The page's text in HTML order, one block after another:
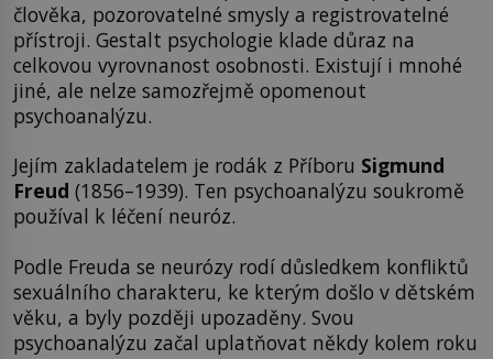
člověka, pozorovatelné smysly a registrovatelné
přístroji. Gestalt psychologie klade důraz na
celkovou vyrovnanost osobnosti. Existují i mnohé
jiné, ale nelze samozřejmě opomenout
psychoanalýzu.
Jejím zakladatelem je rodák z Příboru Sigmund
Freud (1856–1939). Ten psychoanalýzu soukromě
používal k léčení neuróz.
Podle Freuda se neurózy rodí důsledkem konfliktů
sexuálního charakteru, ke kterým došlo v dětském
věku, a byly později upozaděny. Svou
psychoanalýzu začal uplatňovat někdy kolem roku